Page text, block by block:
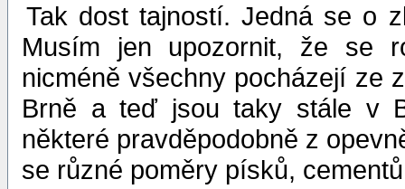
Tak dost tajností. Jedná se o
Musím jen upozornit, že se
nicméně všechny pocházejí ze
Brně a teď jsou taky stále v
některé pravděpodobně z
se různé poměry písků,